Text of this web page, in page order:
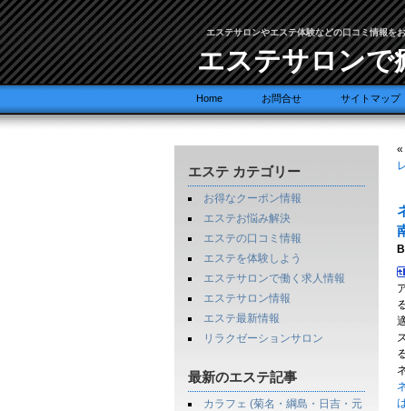
エステサロンやエステ体験などの口コミ情報を
エステサロンで
Home お問合せ サイトマップ
エステ カテゴリー
お得なクーポン情報
エステお悩み解決
エステの口コミ情報
エステを体験しよう
エステサロンで働く求人情報
エステサロン情報
エステ最新情報
リラクゼーションサロン
最新のエステ記事
カラフェ (菊名・綱島・日吉・元
«